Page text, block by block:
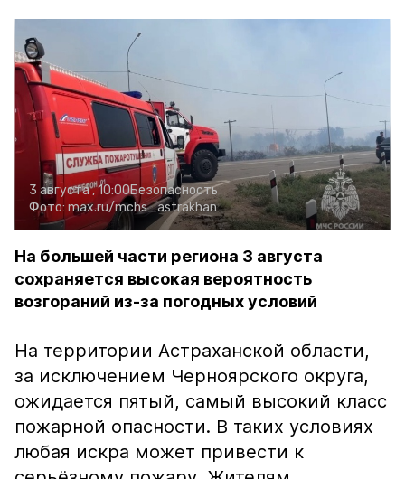
3 августа , 10:00Безопасность
Фото: max.ru/mchs_astrakhan
На большей части региона 3 августа
сохраняется высокая вероятность
возгораний из-за погодных условий
На территории Астраханской области,
за исключением Черноярского округа,
ожидается пятый, самый высокий класс
пожарной опасности. В таких условиях
любая искра может привести к